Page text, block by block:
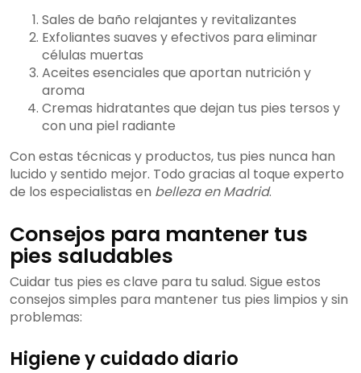
Sales de baño relajantes y revitalizantes
Exfoliantes suaves y efectivos para eliminar
células muertas
Aceites esenciales que aportan nutrición y
aroma
Cremas hidratantes que dejan tus pies tersos y
con una piel radiante
Con estas técnicas y productos, tus pies nunca han
lucido y sentido mejor. Todo gracias al toque experto
de los especialistas en belleza en Madrid.
Consejos para mantener tus
pies saludables
Cuidar tus pies es clave para tu salud. Sigue estos
consejos simples para mantener tus pies limpios y sin
problemas:
Higiene y cuidado diario